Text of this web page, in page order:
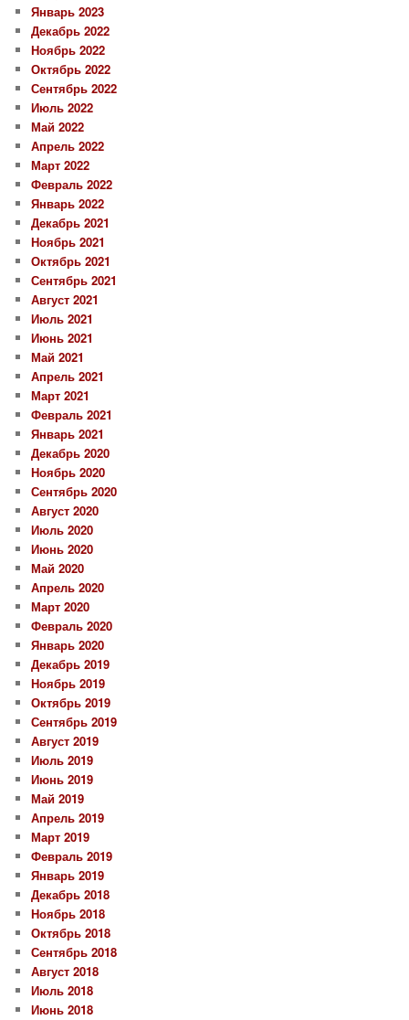
Январь 2023
Декабрь 2022
Ноябрь 2022
Октябрь 2022
Сентябрь 2022
Июль 2022
Май 2022
Апрель 2022
Март 2022
Февраль 2022
Январь 2022
Декабрь 2021
Ноябрь 2021
Октябрь 2021
Сентябрь 2021
Август 2021
Июль 2021
Июнь 2021
Май 2021
Апрель 2021
Март 2021
Февраль 2021
Январь 2021
Декабрь 2020
Ноябрь 2020
Сентябрь 2020
Август 2020
Июль 2020
Июнь 2020
Май 2020
Апрель 2020
Март 2020
Февраль 2020
Январь 2020
Декабрь 2019
Ноябрь 2019
Октябрь 2019
Сентябрь 2019
Август 2019
Июль 2019
Июнь 2019
Май 2019
Апрель 2019
Март 2019
Февраль 2019
Январь 2019
Декабрь 2018
Ноябрь 2018
Октябрь 2018
Сентябрь 2018
Август 2018
Июль 2018
Июнь 2018